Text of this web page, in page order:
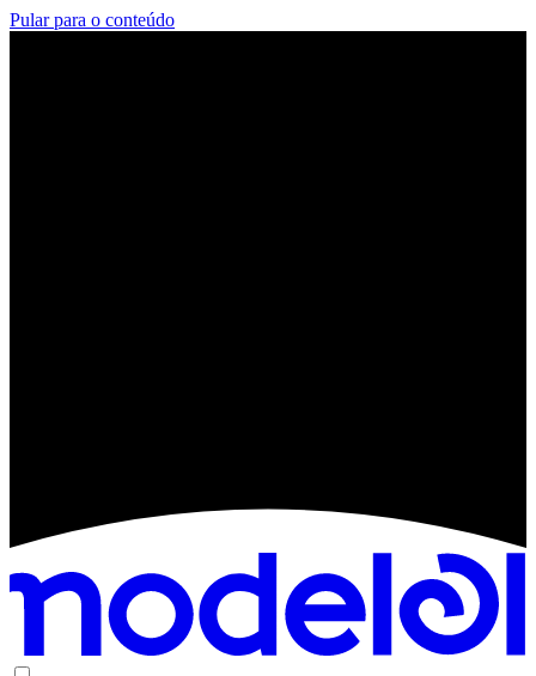
Pular para o conteúdo